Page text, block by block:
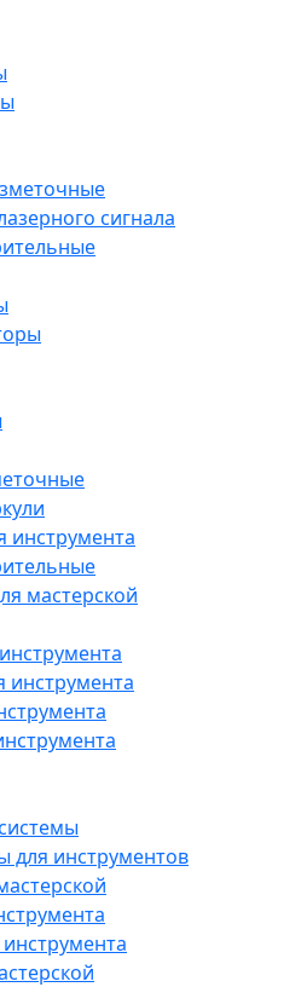
сигнала
инструмента
мастерской
инструмента
для инструментов